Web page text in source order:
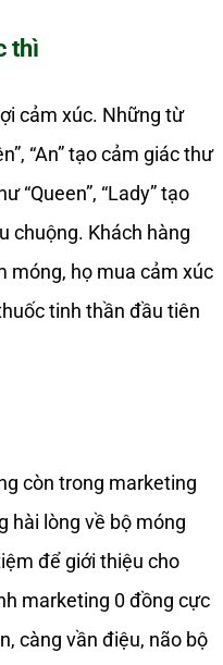
thì
cảm xúc. Những từ
“An” tạo cảm giác thư
“Queen”, “Lady” tạo
chuộng. Khách hàng
móng, họ mua cảm xúc
tinh thần đầu tiên
còn trong marketing
hài lòng về bộ móng
để giới thiệu cho
marketing 0 đồng cực
càng vần điệu, não bộ